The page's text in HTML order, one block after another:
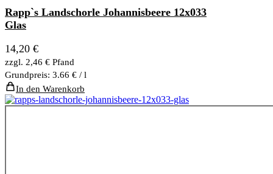
Rapp`s Landschorle Johannisbeere 12x033
Glas
14,20 €
zzgl. 2,46 € Pfand
Grundpreis: 3.66 € / l
In den Warenkorb